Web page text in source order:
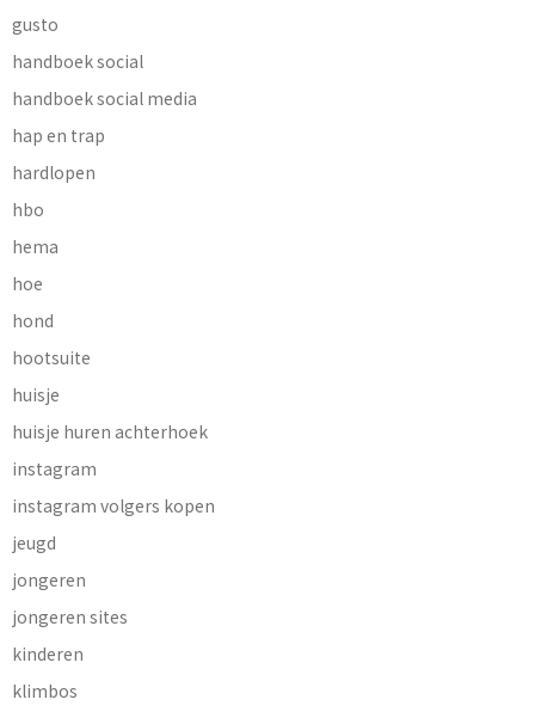
gusto
handboek social
handboek social media
hap en trap
hardlopen
hbo
hema
hoe
hond
hootsuite
huisje
huisje huren achterhoek
instagram
instagram volgers kopen
jeugd
jongeren
jongeren sites
kinderen
klimbos